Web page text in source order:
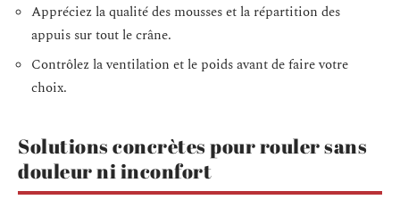
Appréciez la qualité des mousses et la répartition des
appuis sur tout le crâne.
Contrôlez la ventilation et le poids avant de faire votre
choix.
Solutions concrètes pour rouler sans
douleur ni inconfort